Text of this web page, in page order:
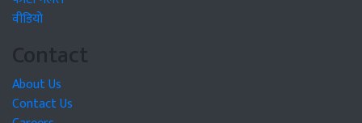
वीडियो
Contact
About Us
Contact Us